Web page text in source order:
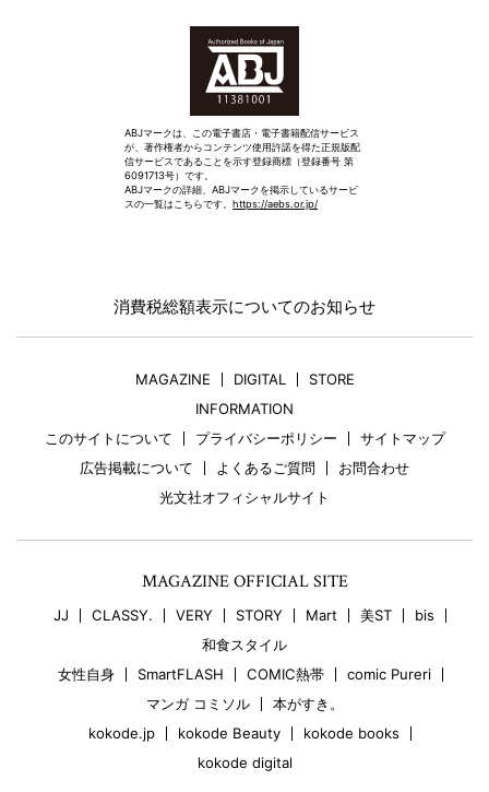
ABJマークは、この電子書店・電子書籍配信サービス
が、著作権者からコンテンツ使用許諾を得た正規版配
信サービスであることを示す登録商標（登録番号 第
6091713号）です。
ABJマークの詳細、ABJマークを掲示しているサービ
スの一覧はこちらです。 https://aebs.or.jp/
消費税総額表示についてのお知らせ
MAGAZINE DIGITAL
STORE
INFORMATION
このサイトについて
プライバシーポリシー
サイトマップ
広告掲載について
よくあるご質問
お問合わせ
光文社オフィシャルサイト
MAGAZINE OFFICIAL SITE
JJ CLASSY. VERY STORY Mart 美ST
bis
和食スタイル
女性自身
SmartFLASH COMIC熱帯
comic Pureri
マンガ コミソル
本がすき。
kokode.jp
kokode Beauty
kokode books
kokode digital